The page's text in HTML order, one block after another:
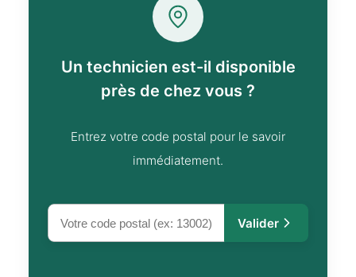
Un technicien est-il disponible
près de chez vous ?
Entrez votre code postal pour le savoir
immédiatement.
Valider